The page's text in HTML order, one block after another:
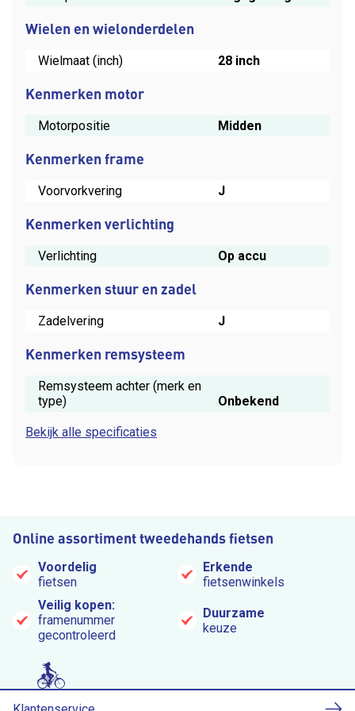
Wielen en wielonderdelen
Wielmaat (inch) 28 inch
Kenmerken motor
Motorpositie Midden
Kenmerken frame
Voorvorkvering J
Kenmerken verlichting
Verlichting Op accu
Kenmerken stuur en zadel
Zadelvering J
Kenmerken remsysteem
Remsysteem achter (merk en
type)
Onbekend
Bekijk alle specificaties
Online assortiment tweedehands fietsen
Voordelig
fietsen
Erkende
fietsenwinkels
Veilig kopen:
framenummer
gecontroleerd
Duurzame
keuze